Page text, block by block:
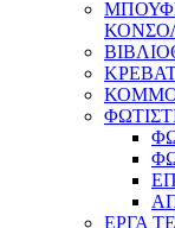
ΕΡΓΑ